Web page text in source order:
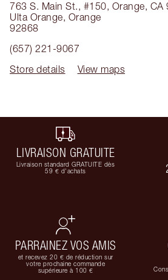
763 S. Main St., #150, Orange, CA
Ulta Orange, Orange
92868
(657) 221-9067
Store details
View maps
LIVRAISON GRATUITE
Livraison standard GRATUITE dès
59 € d'achats
PARRAINEZ VOS AMIS
et recevez 20 € de réduction sur
votre prochaine commande
supérieure à 100 €